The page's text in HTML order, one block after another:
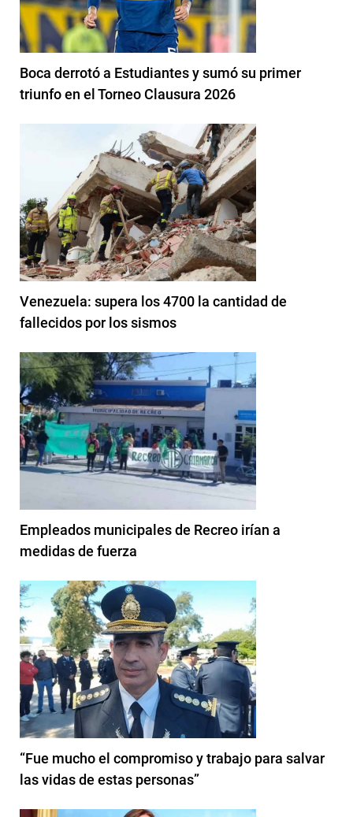
Boca derrotó a Estudiantes y sumó su primer
triunfo en el Torneo Clausura 2026
Venezuela: supera los 4700 la cantidad de
fallecidos por los sismos
Empleados municipales de Recreo irían a
medidas de fuerza
“Fue mucho el compromiso y trabajo para salvar
las vidas de estas personas”